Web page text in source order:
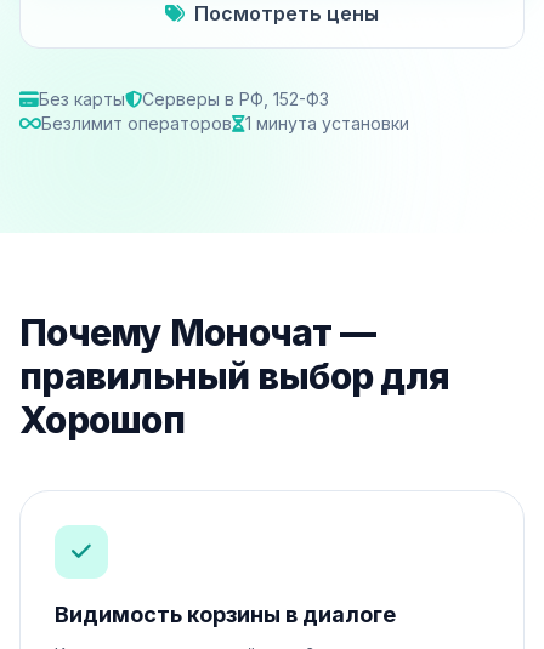
Посмотреть цены
Без карты
Серверы в РФ, 152-ФЗ
Безлимит операторов
1 минута установки
Почему Моночат —
правильный выбор для
Хорошоп
Видимость корзины в диалоге